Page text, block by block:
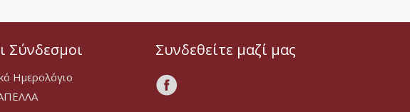
Σύνδεσμοι
Ημερολόγιο
Συνδεθείτε μαζί μας